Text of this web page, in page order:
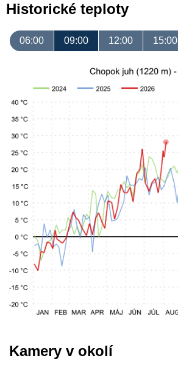
Historické teploty
06:00 09:00 12:00 15:00
Kamery v okolí